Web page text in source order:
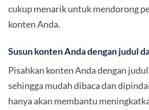
cukup menarik untuk mendorong
konten Anda.
Susun konten Anda dengan judul
Pisahkan konten Anda dengan
sehingga mudah dibaca dan
hanya akan membantu